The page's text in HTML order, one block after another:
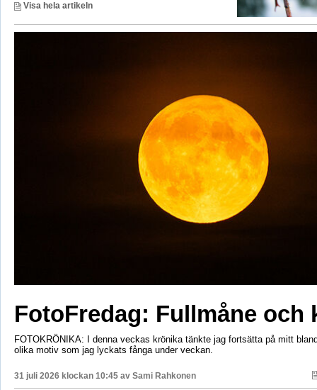
Visa hela artikeln
FotoFredag: Fullmåne och
FOTOKRÖNIKA: I denna veckas krönika tänkte jag fortsätta på mitt
olika motiv som jag lyckats fånga under veckan.
31 juli 2026 klockan 10:45 av Sami Rahkonen